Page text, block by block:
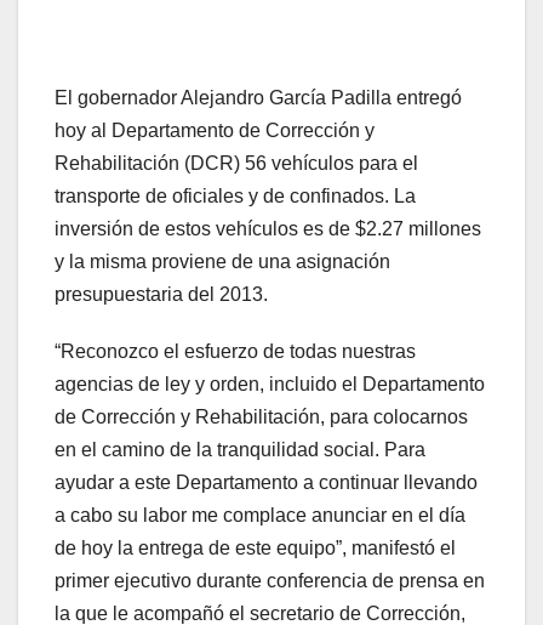
El gobernador Alejandro García Padilla entregó
hoy al Departamento de Corrección y
Rehabilitación (DCR) 56 vehículos para el
transporte de oficiales y de confinados. La
inversión de estos vehículos es de $2.27 millones
y la misma proviene de una asignación
presupuestaria del 2013.
“Reconozco el esfuerzo de todas nuestras
agencias de ley y orden, incluido el Departamento
de Corrección y Rehabilitación, para colocarnos
en el camino de la tranquilidad social. Para
ayudar a este Departamento a continuar llevando
a cabo su labor me complace anunciar en el día
de hoy la entrega de este equipo”, manifestó el
primer ejecutivo durante conferencia de prensa en
la que le acompañó el secretario de Corrección,